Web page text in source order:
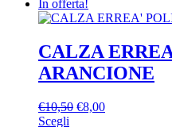
In offerta!
CALZA
ARANCIONE
€10,50 Il
€8,00Il
Scegli